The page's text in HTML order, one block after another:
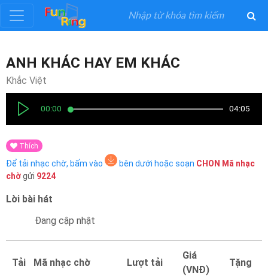
Đăng
ký
nhập
Thể
Loại
Nghệ
Mại
ANH KHÁC HAY EM KHÁC
Khắc Việt
00:00 04:05
Thích
Để tải nhạc chờ, bấm vào bên dưới hoặc soạn CHON Mã nhạc
chờgửi 9224
Lời bài hát
Đang cập nhật
Tải Mã nhạc chờ Lượt tải
Giá
(VNĐ)
Tặng